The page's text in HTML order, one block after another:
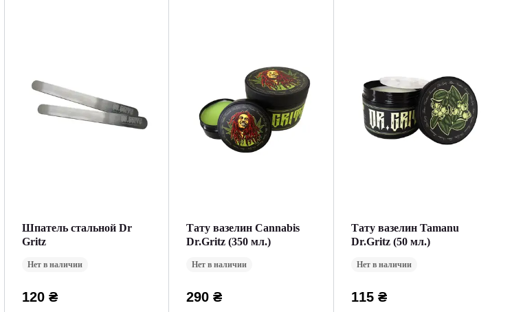
Шпатель стальной Dr
Gritz
Нет в наличии
120 ₴
Тату вазелин Cannabis
Dr.Gritz (350 мл.)
Нет в наличии
290 ₴
Тату вазелин Tamanu
Dr.Gritz (50 мл.)
Нет в наличии
115 ₴